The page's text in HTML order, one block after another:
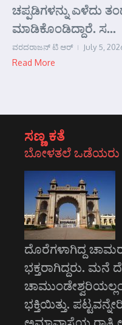
ಚಪ್ಪಡಿಗಳನ್ನು ಎಳೆದು
ಮಾಡಿಕೊಂಡಿದ್ದಾರೆ. ಸ...
ವರದರಾಜನ್ ಟಿ ಆರ್ July 5,
Read More
ಸಣ್ಣ ಕತೆ
ಬೋಳತಲೆ ಒಡೆಯರು
ದೊರೆಗಳಾಗಿದ್ದ
ಭಕ್ತರಾಗಿದ್ದರು. ಮನೆ
ಭಕ್ತಿಯಿತ್ತು.
ಅಮಾವಾಸ್ಯೆಯ